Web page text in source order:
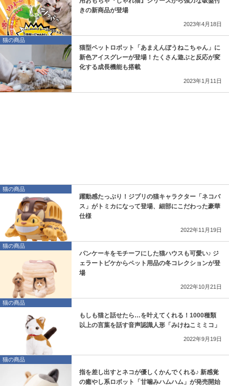
きの新商品が登場
2023年4月18日
猫の商品
猫型ペットロボット「あまえんぼうねこちゃん」に
新色アイスグレーが登場！たくさん遊ぶと反応が変
化する成長機能も搭載
2023年1月11日
猫の商品
躍動感たっぷり！ジブリの猫キャラクター「ネコバ
ス」がトミカになって登場、細部にこだわった豪華
仕様
2022年11月19日
猫の商品
パンケーキをモチーフにした猫ハウスも可愛い♪ ジ
ェラートピケからペット用品の冬コレクションが登
場
2022年10月21日
猫の商品
もしも猫と話せたら…を叶えてくれる！1000種類
以上の言葉を話す音声認識人形「みけねこミミコ」
2022年9月19日
猫の商品
指を差し出すとネコが優しくかんでくれる♪ 新感覚
の癒やし系ロボット「甘噛みハムハム」が発売開始